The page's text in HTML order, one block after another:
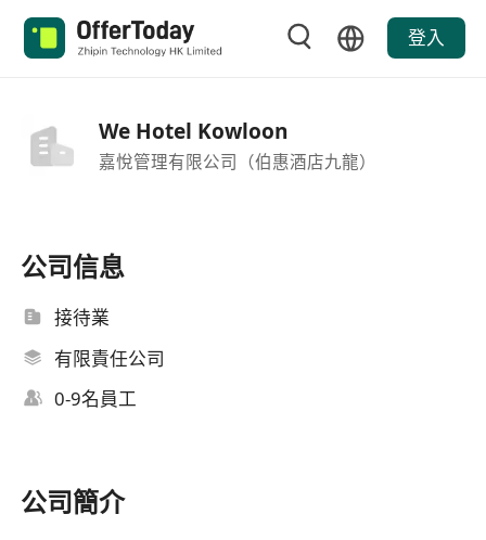
登入
We Hotel Kowloon
嘉悅管理有限公司（伯惠酒店九龍）
公司信息
接待業
有限責任公司
0-9名員工
公司簡介